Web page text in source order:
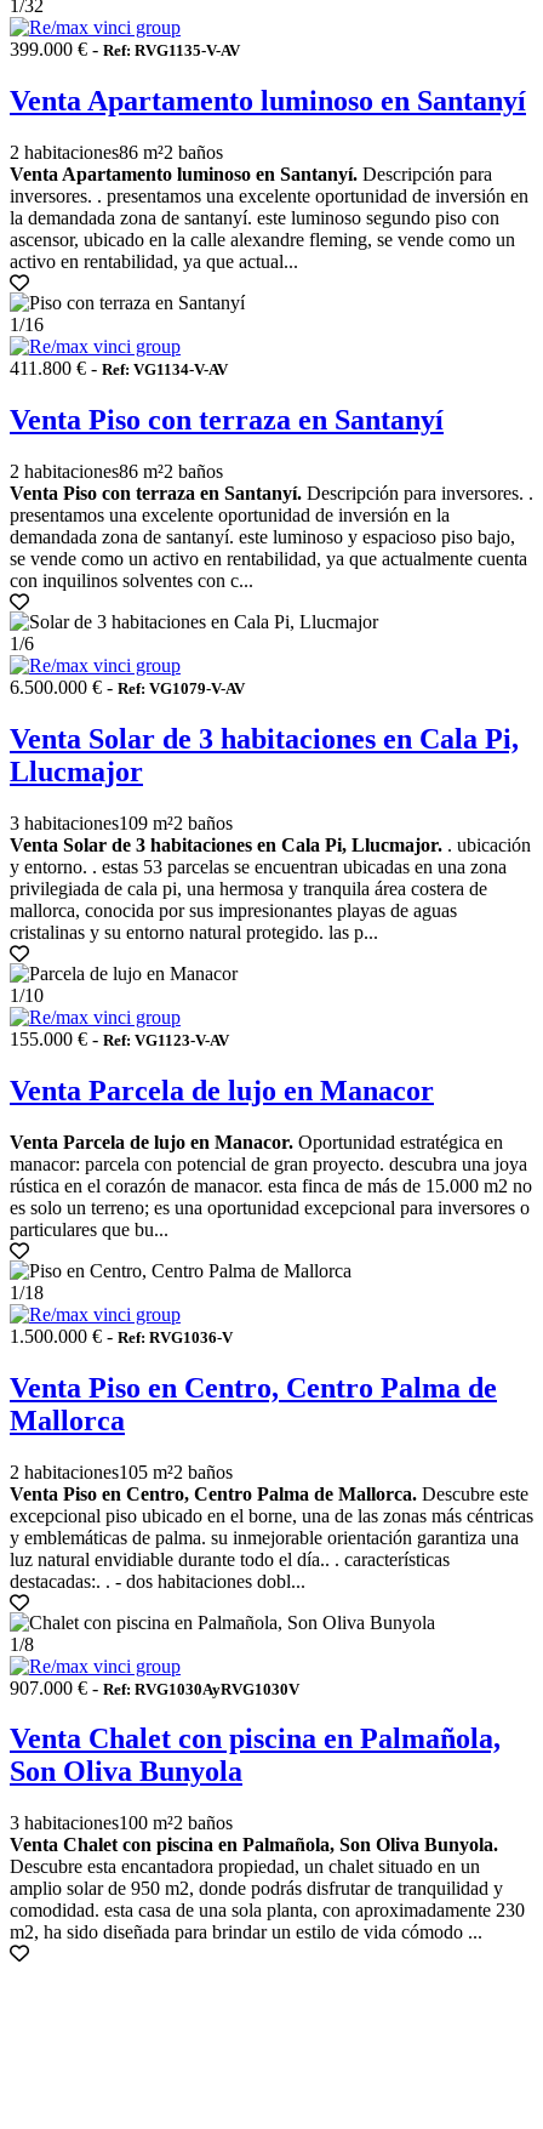
1/32
399.000 € - Ref: RVG1135-V-AV
Venta Apartamento luminoso en Santanyí
2 habitaciones86 m²2 baños
Venta Apartamento luminoso en Santanyí. Descripción para
inversores. . presentamos una excelente oportunidad de inversión en
la demandada zona de santanyí. este luminoso segundo piso con
ascensor, ubicado en la calle alexandre fleming, se vende como un
activo en rentabilidad, ya que actual...
1/16
411.800 € - Ref: VG1134-V-AV
Venta Piso con terraza en Santanyí
2 habitaciones86 m²2 baños
Venta Piso con terraza en Santanyí. Descripción para inversores. .
presentamos una excelente oportunidad de inversión en la
demandada zona de santanyí. este luminoso y espacioso piso bajo,
se vende como un activo en rentabilidad, ya que actualmente cuenta
con inquilinos solventes con c...
1/6
6.500.000 € - Ref: VG1079-V-AV
Venta Solar de 3 habitaciones en Cala Pi,
Llucmajor
3 habitaciones109 m²2 baños
Venta Solar de 3 habitaciones en Cala Pi, Llucmajor. . ubicación
y entorno. . estas 53 parcelas se encuentran ubicadas en una zona
privilegiada de cala pi, una hermosa y tranquila área costera de
mallorca, conocida por sus impresionantes playas de aguas
cristalinas y su entorno natural protegido. las p...
1/10
155.000 € - Ref: VG1123-V-AV
Venta Parcela de lujo en Manacor
Venta Parcela de lujo en Manacor. Oportunidad estratégica en
manacor: parcela con potencial de gran proyecto. descubra una joya
rústica en el corazón de manacor. esta finca de más de 15.000 m2 no
es solo un terreno; es una oportunidad excepcional para inversores o
particulares que bu...
1/18
1.500.000 € - Ref: RVG1036-V
Venta Piso en Centro, Centro Palma de
Mallorca
2 habitaciones105 m²2 baños
Venta Piso en Centro, Centro Palma de Mallorca. Descubre este
excepcional piso ubicado en el borne, una de las zonas más céntricas
y emblemáticas de palma. su inmejorable orientación garantiza una
luz natural envidiable durante todo el día.. . características
destacadas:. . - dos habitaciones dobl...
1/8
907.000 € - Ref: RVG1030AyRVG1030V
Venta Chalet con piscina en Palmañola,
Son Oliva Bunyola
3 habitaciones100 m²2 baños
Venta Chalet con piscina en Palmañola, Son Oliva Bunyola.
Descubre esta encantadora propiedad, un chalet situado en un
amplio solar de 950 m2, donde podrás disfrutar de tranquilidad y
comodidad. esta casa de una sola planta, con aproximadamente 230
m2, ha sido diseñada para brindar un estilo de vida cómodo ...